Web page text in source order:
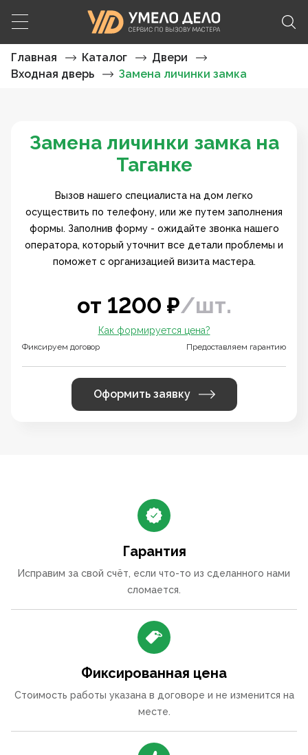
Главная Каталог
Двери
Входная дверь
Замена личинки замка
Замена личинки замка на
Таганке
Вызов нашего специалиста на дом легко
осуществить по телефону, или же путем заполнения
формы. Заполнив форму - ожидайте звонка нашего
оператора, который уточнит все детали проблемы и
поможет с организацией визита мастера.
от 1200 ₽/шт.
Фиксируем договор
Как формируется цена?
Предоставляем гарантию
Оформить заявку
Гарантия
Исправим за свой счёт, если что-то из сделанного нами
сломается.
Фиксированная цена
Стоимость работы указана в договоре и не изменится на
месте.